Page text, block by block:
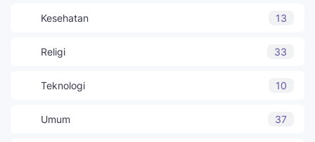
Kesehatan 13
Religi 33
Teknologi 10
Umum 37